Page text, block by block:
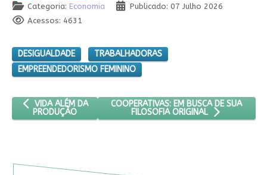
Categoria: Economia
Publicado: 07 Julho 2026
Acessos: 4631
DESIGUALDADE
TRABALHADORAS
EMPREENDEDORISMO FEMININO
ARTIGO ANTERIOR: VIDA ALÉM DA PRODUÇÃO
VIDA ALÉM DA
PRODUÇÃO
PRÓXIMO ARTIGO: COOPERATIVAS: EM
COOPERATIVAS: EM BUSCA DE SUA
FILOSOFIA ORIGINAL